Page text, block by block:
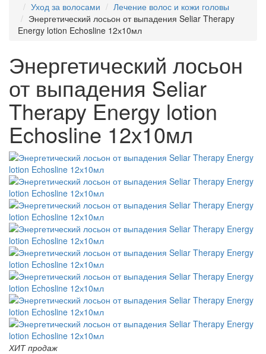
Уход за волосами
Лечение волос и кожи головы
Энергетический лосьон от выпадения Seliar Therapy
Energy lotion Echosline 12х10мл
Энергетический лосьон
от выпадения Seliar
Therapy Energy lotion
Echosline 12х10мл
ХИТ продаж